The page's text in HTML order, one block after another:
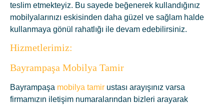
teslim etmekteyiz. Bu sayede beğenerek kullandığınız
mobilyalarınızı eskisinden daha güzel ve sağlam halde
kullanmaya gönül rahatlığı ile devam edebilirsiniz.
Hizmetlerimiz:
Bayrampaşa Mobilya Tamir
Bayrampaşa mobilya tamir ustası arayışınız varsa
firmamızın iletişim numaralarından bizleri arayarak